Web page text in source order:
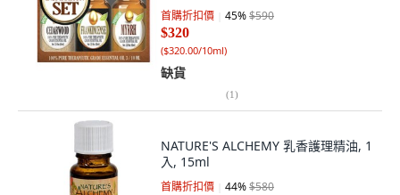
首購折扣價 45%$590
$320
($320.00/10ml)
缺貨
(1)
NATURE'S ALCHEMY 乳香護理精油, 1
入, 15ml
首購折扣價 44%$580